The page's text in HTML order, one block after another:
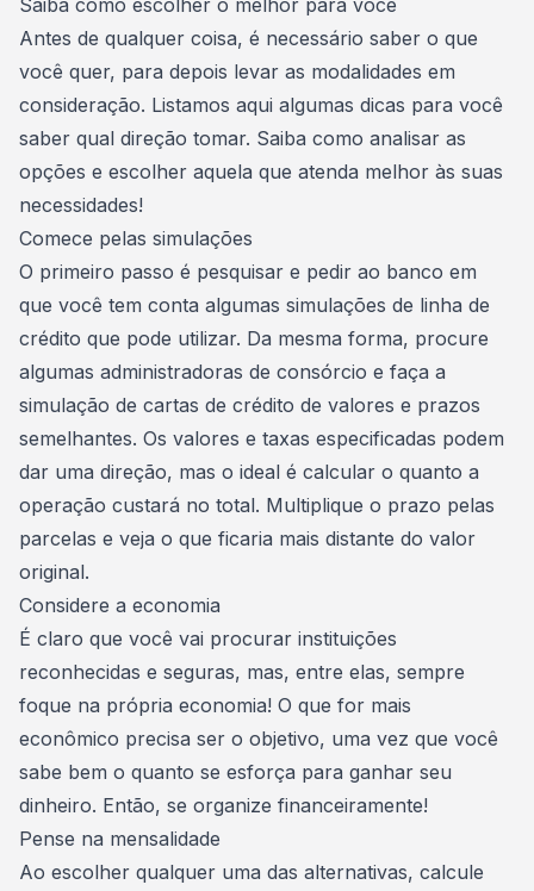
Saiba como escolher o melhor para você
Antes de qualquer coisa, é necessário saber o que
você quer, para depois levar as modalidades em
consideração. Listamos aqui algumas dicas para você
saber qual direção tomar. Saiba como analisar as
opções e escolher aquela que atenda melhor às suas
necessidades!
Comece pelas simulações
O primeiro passo é pesquisar e pedir ao banco em
que você tem conta algumas simulações de linha de
crédito que pode utilizar. Da mesma forma, procure
algumas administradoras de consórcio e faça a
simulação de cartas de crédito de valores e prazos
semelhantes. Os valores e taxas especificadas podem
dar uma direção, mas o ideal é calcular o quanto a
operação custará no total. Multiplique o prazo pelas
parcelas e veja o que ficaria mais distante do valor
original.
Considere a economia
É claro que você vai procurar instituições
reconhecidas e seguras, mas, entre elas, sempre
foque na própria economia! O que for mais
econômico precisa ser o objetivo, uma vez que você
sabe bem o quanto se esforça para ganhar seu
dinheiro. Então, se organize financeiramente!
Pense na mensalidade
Ao escolher qualquer uma das alternativas, calcule